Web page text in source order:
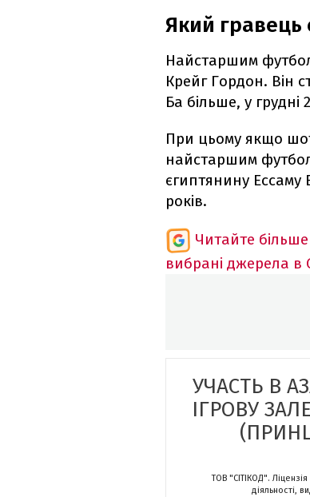
Який гравець
Найстаршим
Крейг Гордон. Він
Ба більше, у грудні
При цьому якщо
найстаршим
єгиптянину Ессаму
років.
Читайте
вибрані джерела в
УЧАСТЬ В
ІГРОВУ
ТОВ "СІТІКОД".
діяльності,